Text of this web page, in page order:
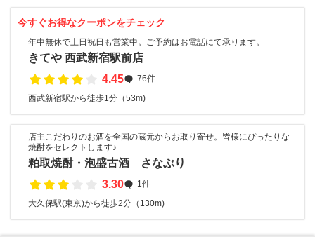
今すぐお得なクーポンをチェック
年中無休で土日祝日も営業中。ご予約はお電話にて承ります。
きてや 西武新宿駅前店
4.45
76件
西武新宿駅から徒歩1分（53m)
店主こだわりのお酒を全国の蔵元からお取り寄せ。皆様にぴったりな
焼酎をセレクトします♪
粕取焼酎・泡盛古酒 さなぶり
3.30
1件
大久保駅(東京)から徒歩2分（130m)